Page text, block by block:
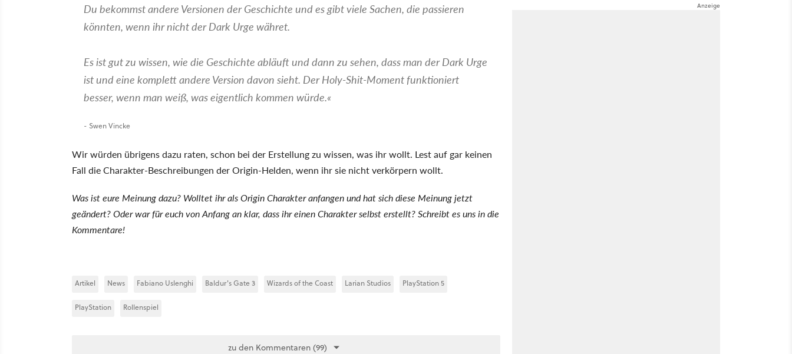
Du bekommst andere Versionen der Geschichte und es gibt viele Sachen, die passieren
könnten, wenn ihr nicht der Dark Urge währet.
Es ist gut zu wissen, wie die Geschichte abläuft und dann zu sehen, dass man der Dark Urge
ist und eine komplett andere Version davon sieht. Der Holy-Shit-Moment funktioniert
besser, wenn man weiß, was eigentlich kommen würde.
- Swen Vincke
Wir würden übrigens dazu raten, schon bei der Erstellung zu wissen, was ihr wollt. Lest auf gar keinen
Fall die Charakter-Beschreibungen der Origin-Helden, wenn ihr sie nicht verkörpern wollt.
Was ist eure Meinung dazu? Wolltet ihr als Origin Charakter anfangen und hat sich diese Meinung jetzt
geändert? Oder war für euch von Anfang an klar, dass ihr einen Charakter selbst erstellt? Schreibt es uns in die
Kommentare!
Artikel News Fabiano Uslenghi Baldur's Gate 3 Wizards of the Coast Larian Studios PlayStation 5
PlayStation Rollenspiel
zu den Kommentaren (99)